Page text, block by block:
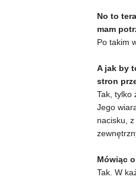
No to
mam
Po takim
A jak by
stron
Tak, tylko
Jego
nacisku,
Mówiąc
Tak. W